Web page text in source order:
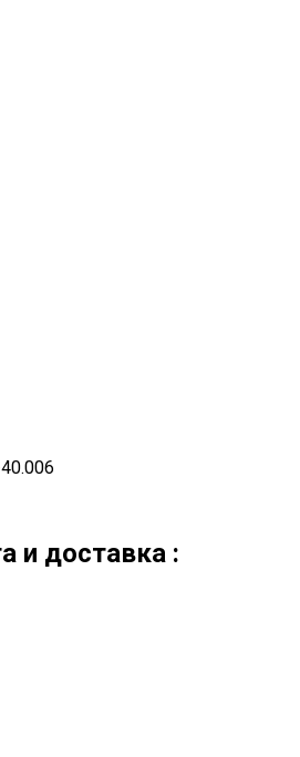
и доставка :